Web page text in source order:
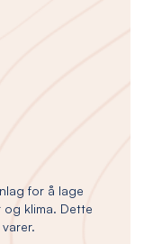
for å lage
klima. Dette